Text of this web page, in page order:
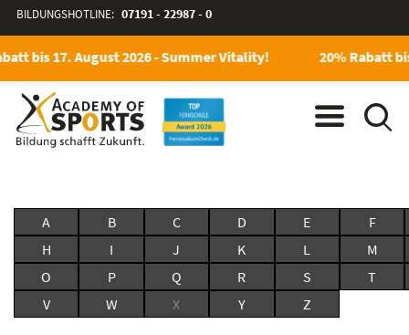
BILDUNGSHOTLINE: 07191 - 22987 - 0
bis 17. August 2026 - Summer Vitality! 20% Rabatt
A B C D E
F
H
I J K L
M
O
P Q R S
T
V
W X Y Z